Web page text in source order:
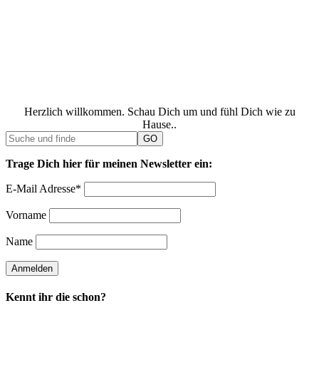
Herzlich willkommen. Schau Dich um und fühl Dich wie zu
Hause..
Trage Dich hier für meinen Newsletter ein:
E-Mail Adresse*
Vorname
Name
Kennt ihr die schon?